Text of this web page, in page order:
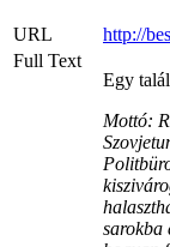
URL
http://
Full Text
Egy
Mottó:
sarokba